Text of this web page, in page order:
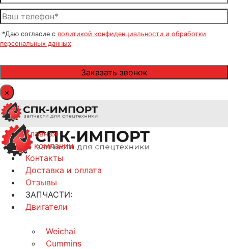
*Даю согласие с политикой конфиденциальности и обработки
персональных данных
×
Главная
О компании
Контакты
Доставка и оплата
Отзывы
ЗАПЧАСТИ:
Двигатели
Weichai
Cummins